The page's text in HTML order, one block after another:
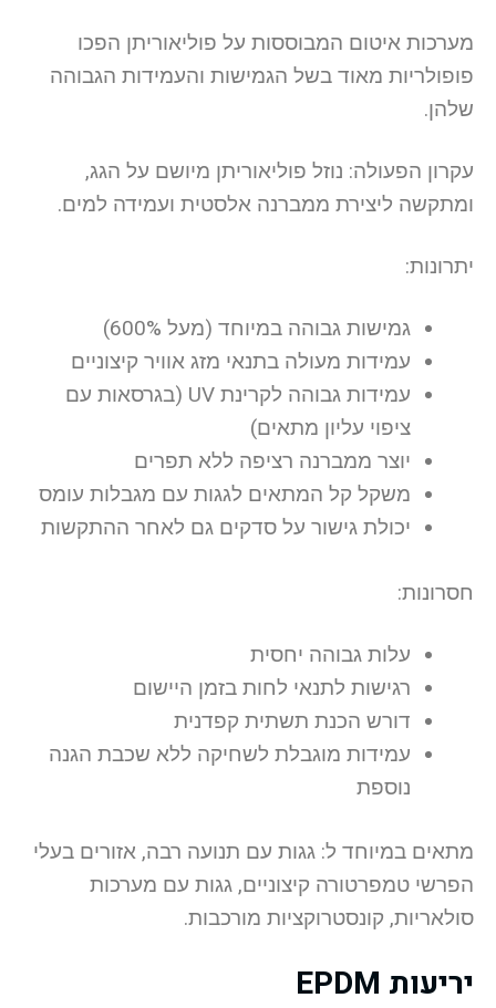
מערכות איטום המבוססות על פוליאוריתן הפכו
פופולריות מאוד בשל הגמישות והעמידות הגבוהה
שלהן.
עקרון הפעולה: נוזל פוליאוריתן מיושם על הגג,
ומתקשה ליצירת ממברנה אלסטית ועמידה למים.
יתרונות:
גמישות גבוהה במיוחד (מעל 600%)
עמידות מעולה בתנאי מזג אוויר קיצוניים
עמידות גבוהה לקרינת UV (בגרסאות עם
ציפוי עליון מתאים)
יוצר ממברנה רציפה ללא תפרים
משקל קל המתאים לגגות עם מגבלות עומס
יכולת גישור על סדקים גם לאחר ההתקשות
חסרונות:
עלות גבוהה יחסית
רגישות לתנאי לחות בזמן היישום
דורש הכנת תשתית קפדנית
עמידות מוגבלת לשחיקה ללא שכבת הגנה
נוספת
מתאים במיוחד ל: גגות עם תנועה רבה, אזורים בעלי
הפרשי טמפרטורה קיצוניים, גגות עם מערכות
סולאריות, קונסטרוקציות מורכבות.
יריעות EPDM